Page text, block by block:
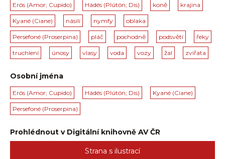
Erós (Amor; Cupido) Hádés (Plútón; Dis) koně krajina
Kyané (Ciane) násilí nymfy oblaka
Persefoné (Proserpina) pláč pochodně podsvětí řeky
truchlení únosy vlasy voda vozy žal zvířata
Osobní jména
Erós (Amor; Cupido) Hádés (Plútón; Dis) Kyané (Ciane)
Persefoné (Proserpina)
Prohlédnout v Digitální knihovně AV ČR
Strana s ilustrací